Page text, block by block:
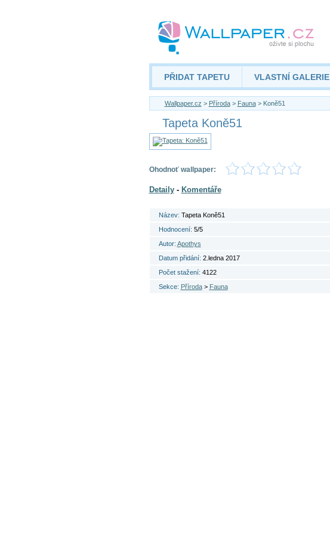
PŘIDAT TAPETU VLASTNÍ GALERIE
Wallpaper.cz > Příroda> Fauna> Koně51
Tapeta Koně51
Ohodnoť wallpaper:
Detaily- Komentáře
Název: Tapeta Koně51
Hodnocení: 5/5
Autor: Apothys
Datum přidání: 2.ledna 2017
Počet stažení: 4122
Sekce: Příroda> Fauna